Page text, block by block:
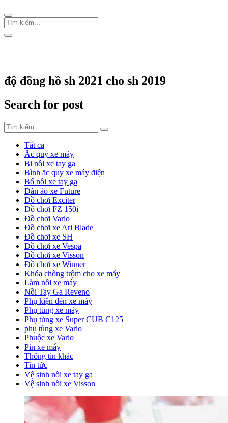
độ đồng hồ sh 2021 cho sh 2019
Search for post
Tất cả
Ắc quy xe máy
Bi nồi xe tay ga
Bình ắc quy xe máy điện
Bố nồi xe tay ga
Dàn áo xe Future
Đồ chơi Exciter
Đồ chơi FZ 150i
Đồ chơi Vario
Đồ chơi xe Ari Blade
Đồ chơi xe SH
Đồ chơi xe Vespa
Đồ chơi xe Visson
Đồ chơi xe Winner
Khóa chống trộm cho xe máy
Làm nồi xe máy
Nồi Tay Ga Reveno
Phụ kiện đèn xe máy
Phụ tùng xe máy
Phụ tùng xe Super CUB C125
phụ tùng xe Vario
Phuộc xe Vario
Pin xe máy
Thông tin khác
Tin tức
Vệ sinh nồi xe tay ga
Vệ sinh nồi xe Visson